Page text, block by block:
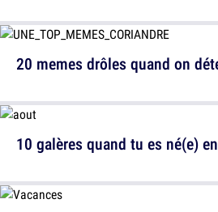
10 galères quand tu es né(e)
20 memes drôles quand on